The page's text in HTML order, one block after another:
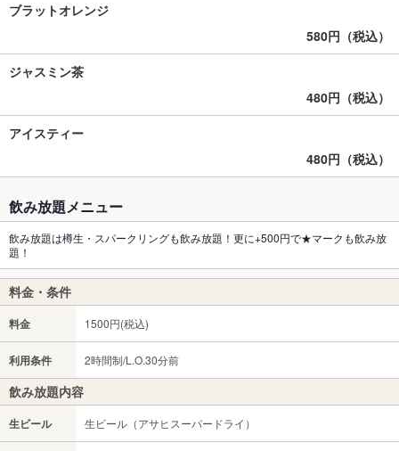
ブラットオレンジ
580円（税込）
ジャスミン茶
480円（税込）
アイスティー
480円（税込）
飲み放題メニュー
飲み放題は樽生・スパークリングも飲み放題！更に+500円で★マークも飲み放
題！
料金・条件
料金 1500円(税込)
利用条件 2時間制/L.O.30分前
飲み放題内容
生ビール 生ビール（アサヒスーパードライ）